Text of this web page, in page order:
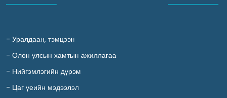
- Уралдаан, тэмцээн
- Олон улсын хамтын ажиллагаа
- Нийгэмлэгийн дүрэм
- Цаг үеийн мэдээлэл